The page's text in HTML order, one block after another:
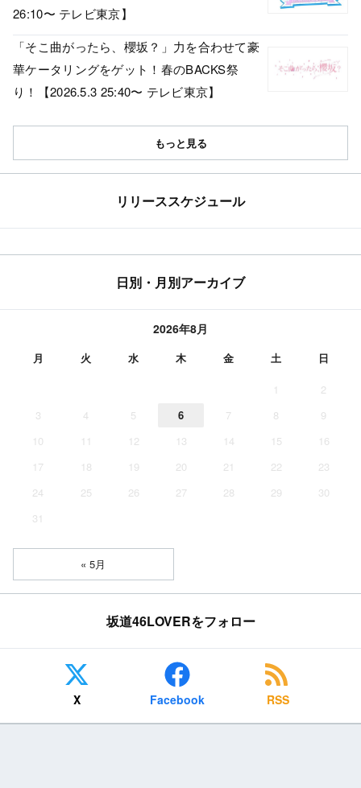
26:10〜 テレビ東京】
「そこ曲がったら、櫻坂？」力を合わせて豪
華ケータリングをゲット！春のBACKS祭
り！【2026.5.3 25:40〜 テレビ東京】
もっと見る
リリーススケジュール
日別・月別アーカイブ
2026年8月
月 火 水 木 金 土 日
1
2
3
4 5 6 7 8
9
10
11 12 13 14 15
16
17
18 19 20 21 22
23
24
25 26 27 28 29
30
31
« 5月
坂道46LOVERをフォロー
X Facebook RSS